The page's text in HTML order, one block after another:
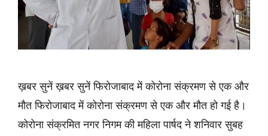
ख़बर सुनें ख़बर सुनें फिरोजाबाद में कोरोना संक्रमण से एक और
मौत फिरोजाबाद में कोरोना संक्रमण से एक और मौत हो गई है।
कोरोना संक्रमित नगर निगम की महिला पार्षद ने शनिवार सुबह